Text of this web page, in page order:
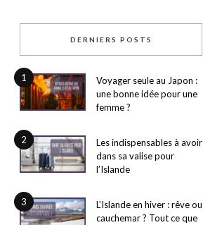
DERNIERS POSTS
1
Voyager seule au Japon :
une bonne idée pour une
femme ?
2
Les indispensables à avoir
dans sa valise pour
l’Islande
3
L’Islande en hiver : rêve ou
cauchemar ? Tout ce que